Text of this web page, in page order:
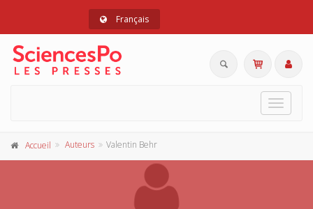
Français
Toggle
Accueil Auteurs Valentin Behr